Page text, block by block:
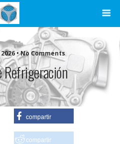
• No Comments
Refrigeración
compartir
compartir